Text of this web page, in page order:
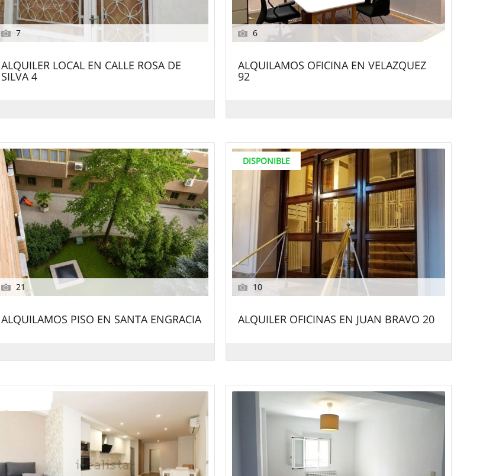
7
ALQUILER LOCAL EN CALLE ROSA DE
SILVA 4
6
ALQUILAMOS OFICINA EN VELAZQUEZ
92
21
ALQUILAMOS PISO EN SANTA ENGRACIA
DISPONIBLE
10
ALQUILER OFICINAS EN JUAN BRAVO 20